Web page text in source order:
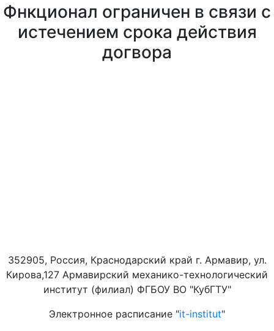
Фнкционал ограничен в связи с
истечением срока действия
догвора
352905, Россия, Краснодарский край г. Армавир, ул.
Кирова,127 Армавирский механико-технологический
институт (филиал) ФГБОУ ВО "КубГТУ"
Электронное расписание "it-institut"